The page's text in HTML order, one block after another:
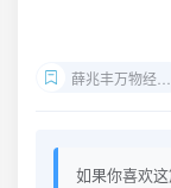
薛兆丰万物经济学
如果你喜欢